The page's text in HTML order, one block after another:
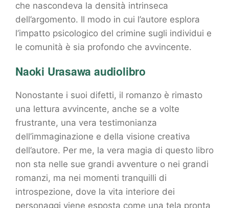
che nascondeva la densità intrinseca
dell’argomento. Il modo in cui l’autore esplora
l’impatto psicologico del crimine sugli individui e
le comunità è sia profondo che avvincente.
Naoki Urasawa audiolibro
Nonostante i suoi difetti, il romanzo è rimasto
una lettura avvincente, anche se a volte
frustrante, una vera testimonianza
dell’immaginazione e della visione creativa
dell’autore. Per me, la vera magia di questo libro
non sta nelle sue grandi avventure o nei grandi
romanzi, ma nei momenti tranquilli di
introspezione, dove la vita interiore dei
personaggi viene esposta come una tela pronta